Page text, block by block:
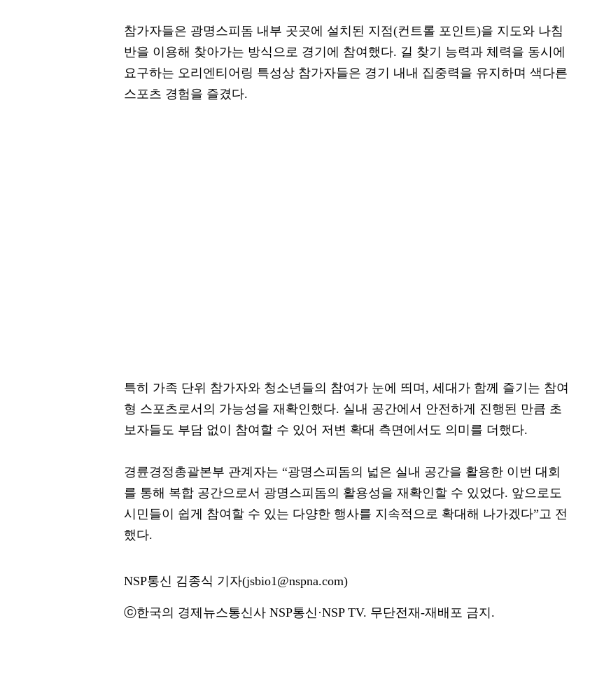
참가자들은 광명스피돔 내부 곳곳에 설치된 지점(컨트롤 포인트)을 지도와 나침
반을 이용해 찾아가는 방식으로 경기에 참여했다. 길 찾기 능력과 체력을 동시에
요구하는 오리엔티어링 특성상 참가자들은 경기 내내 집중력을 유지하며 색다른
스포츠 경험을 즐겼다.
특히 가족 단위 참가자와 청소년들의 참여가 눈에 띄며, 세대가 함께 즐기는 참여
형 스포츠로서의 가능성을 재확인했다. 실내 공간에서 안전하게 진행된 만큼 초
보자들도 부담 없이 참여할 수 있어 저변 확대 측면에서도 의미를 더했다.
경륜경정총괄본부 관계자는 “광명스피돔의 넓은 실내 공간을 활용한 이번 대회
를 통해 복합 공간으로서 광명스피돔의 활용성을 재확인할 수 있었다. 앞으로도
시민들이 쉽게 참여할 수 있는 다양한 행사를 지속적으로 확대해 나가겠다”고 전
했다.
NSP통신 김종식 기자(jsbio1@nspna.com)
ⓒ한국의 경제뉴스통신사 NSP통신·NSP TV. 무단전재-재배포 금지.